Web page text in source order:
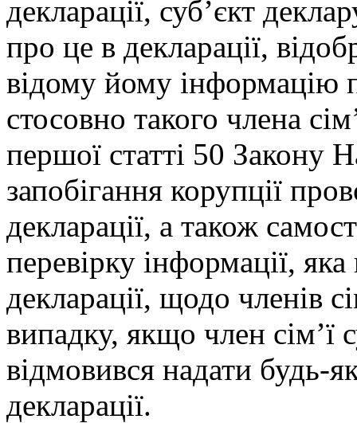
декларації, суб’єкт
про це в декларації,
відому йому інформацію
стосовно такого члена
першої статті 50 Закону
запобігання корупції
декларації, а також
перевірку інформації,
декларації, щодо членів
випадку, якщо член сім’ї
відмовився надати будь-
декларації.